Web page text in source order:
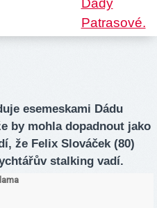
esemeskami Dádu
by mohla dopadnout jako
že Felix Slováček (80)
stalking vadí.